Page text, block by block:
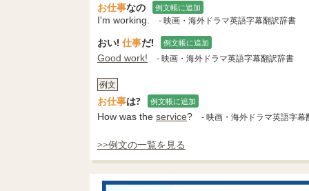
お仕事なの 例文帳に追加
I'm working. - 映画・海外ドラマ英語字幕翻訳辞書
おい! 仕事だ! 例文帳に追加
Good work! - 映画・海外ドラマ英語字幕翻訳辞書
例文
お仕事は? 例文帳に追加
How was the service? - 映画・海外ドラマ英語字幕
>>例文の一覧を見る